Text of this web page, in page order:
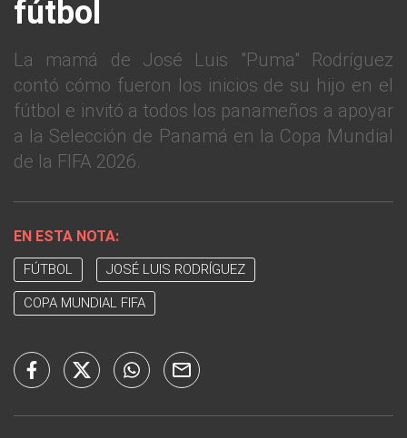
fútbol
La mamá de José Luis "Puma" Rodríguez
contó cómo fueron los inicios de su hijo en el
fútbol e invitó a todos los panameños a apoyar
a la Selección de Panamá en la Copa Mundial
de la FIFA 2026.
EN ESTA NOTA:
FÚTBOL JOSÉ LUIS RODRÍGUEZ
COPA MUNDIAL FIFA